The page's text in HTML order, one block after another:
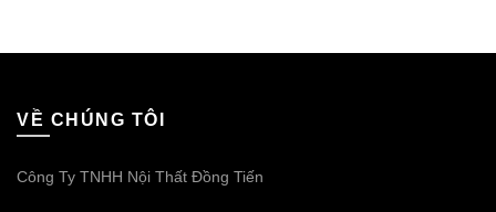
VỀ CHÚNG TÔI
Công Ty TNHH Nội Thất Đồng Tiến